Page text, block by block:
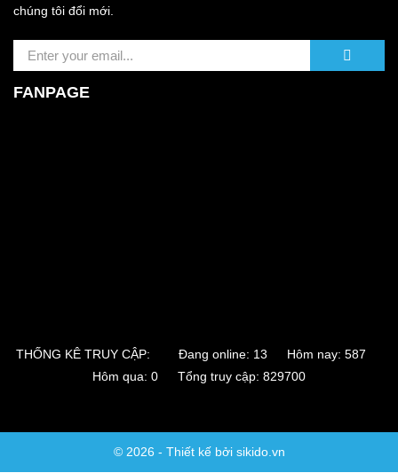
chúng tôi đổi mới.
FANPAGE
THỐNG KÊ TRUY CẬP:
Đang online: 13 Hôm nay: 587
Hôm qua: 0 Tổng truy cập: 829700
© 2026 - Thiết kế bởi sikido.vn